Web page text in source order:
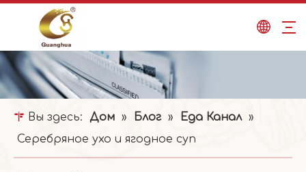
Вы здесь: Дом » Блог » Еда Канал »
Серебряное ухо и ягодное суп